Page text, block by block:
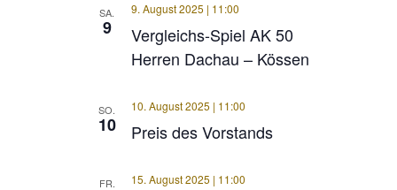
SA.
9
Vergleichs-Spiel AK 50
Herren Dachau – Kössen
9. August 2025 | 11:00
SO.
10 Preis des Vorstands
10. August 2025 | 11:00
FR. 15. August 2025 | 11:00